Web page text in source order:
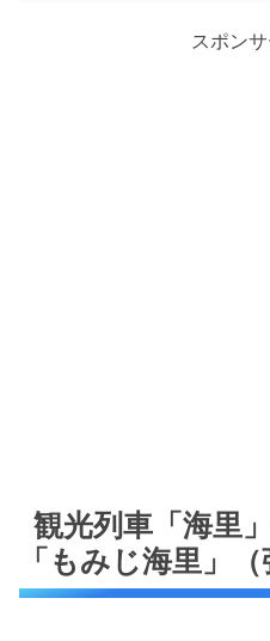
スポン
観光列車「海里
「もみじ海里」（